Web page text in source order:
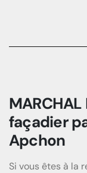
façadier
Apchon
Si vous êtes à la